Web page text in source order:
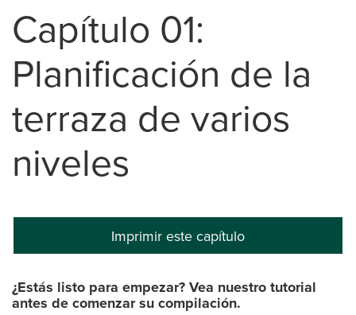
Capítulo 01:
Planificación de la
terraza de varios
niveles
Imprimir este capítulo
¿Estás listo para empezar? Vea nuestro tutorial
antes de comenzar su compilación.